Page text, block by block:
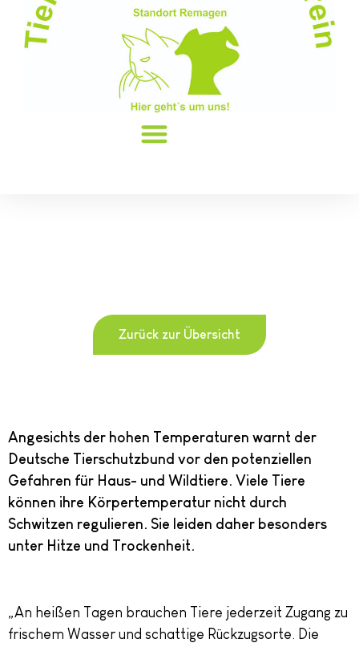
Zurück zur Übersicht
Angesichts der hohen Temperaturen warnt der
Deutsche Tierschutzbund vor den potenziellen
Gefahren für Haus- und Wildtiere. Viele Tiere
können ihre Körpertemperatur nicht durch
Schwitzen regulieren. Sie leiden daher besonders
unter Hitze und Trockenheit.
„An heißen Tagen brauchen Tiere jederzeit Zugang zu
frischem Wasser und schattige Rückzugsorte. Die